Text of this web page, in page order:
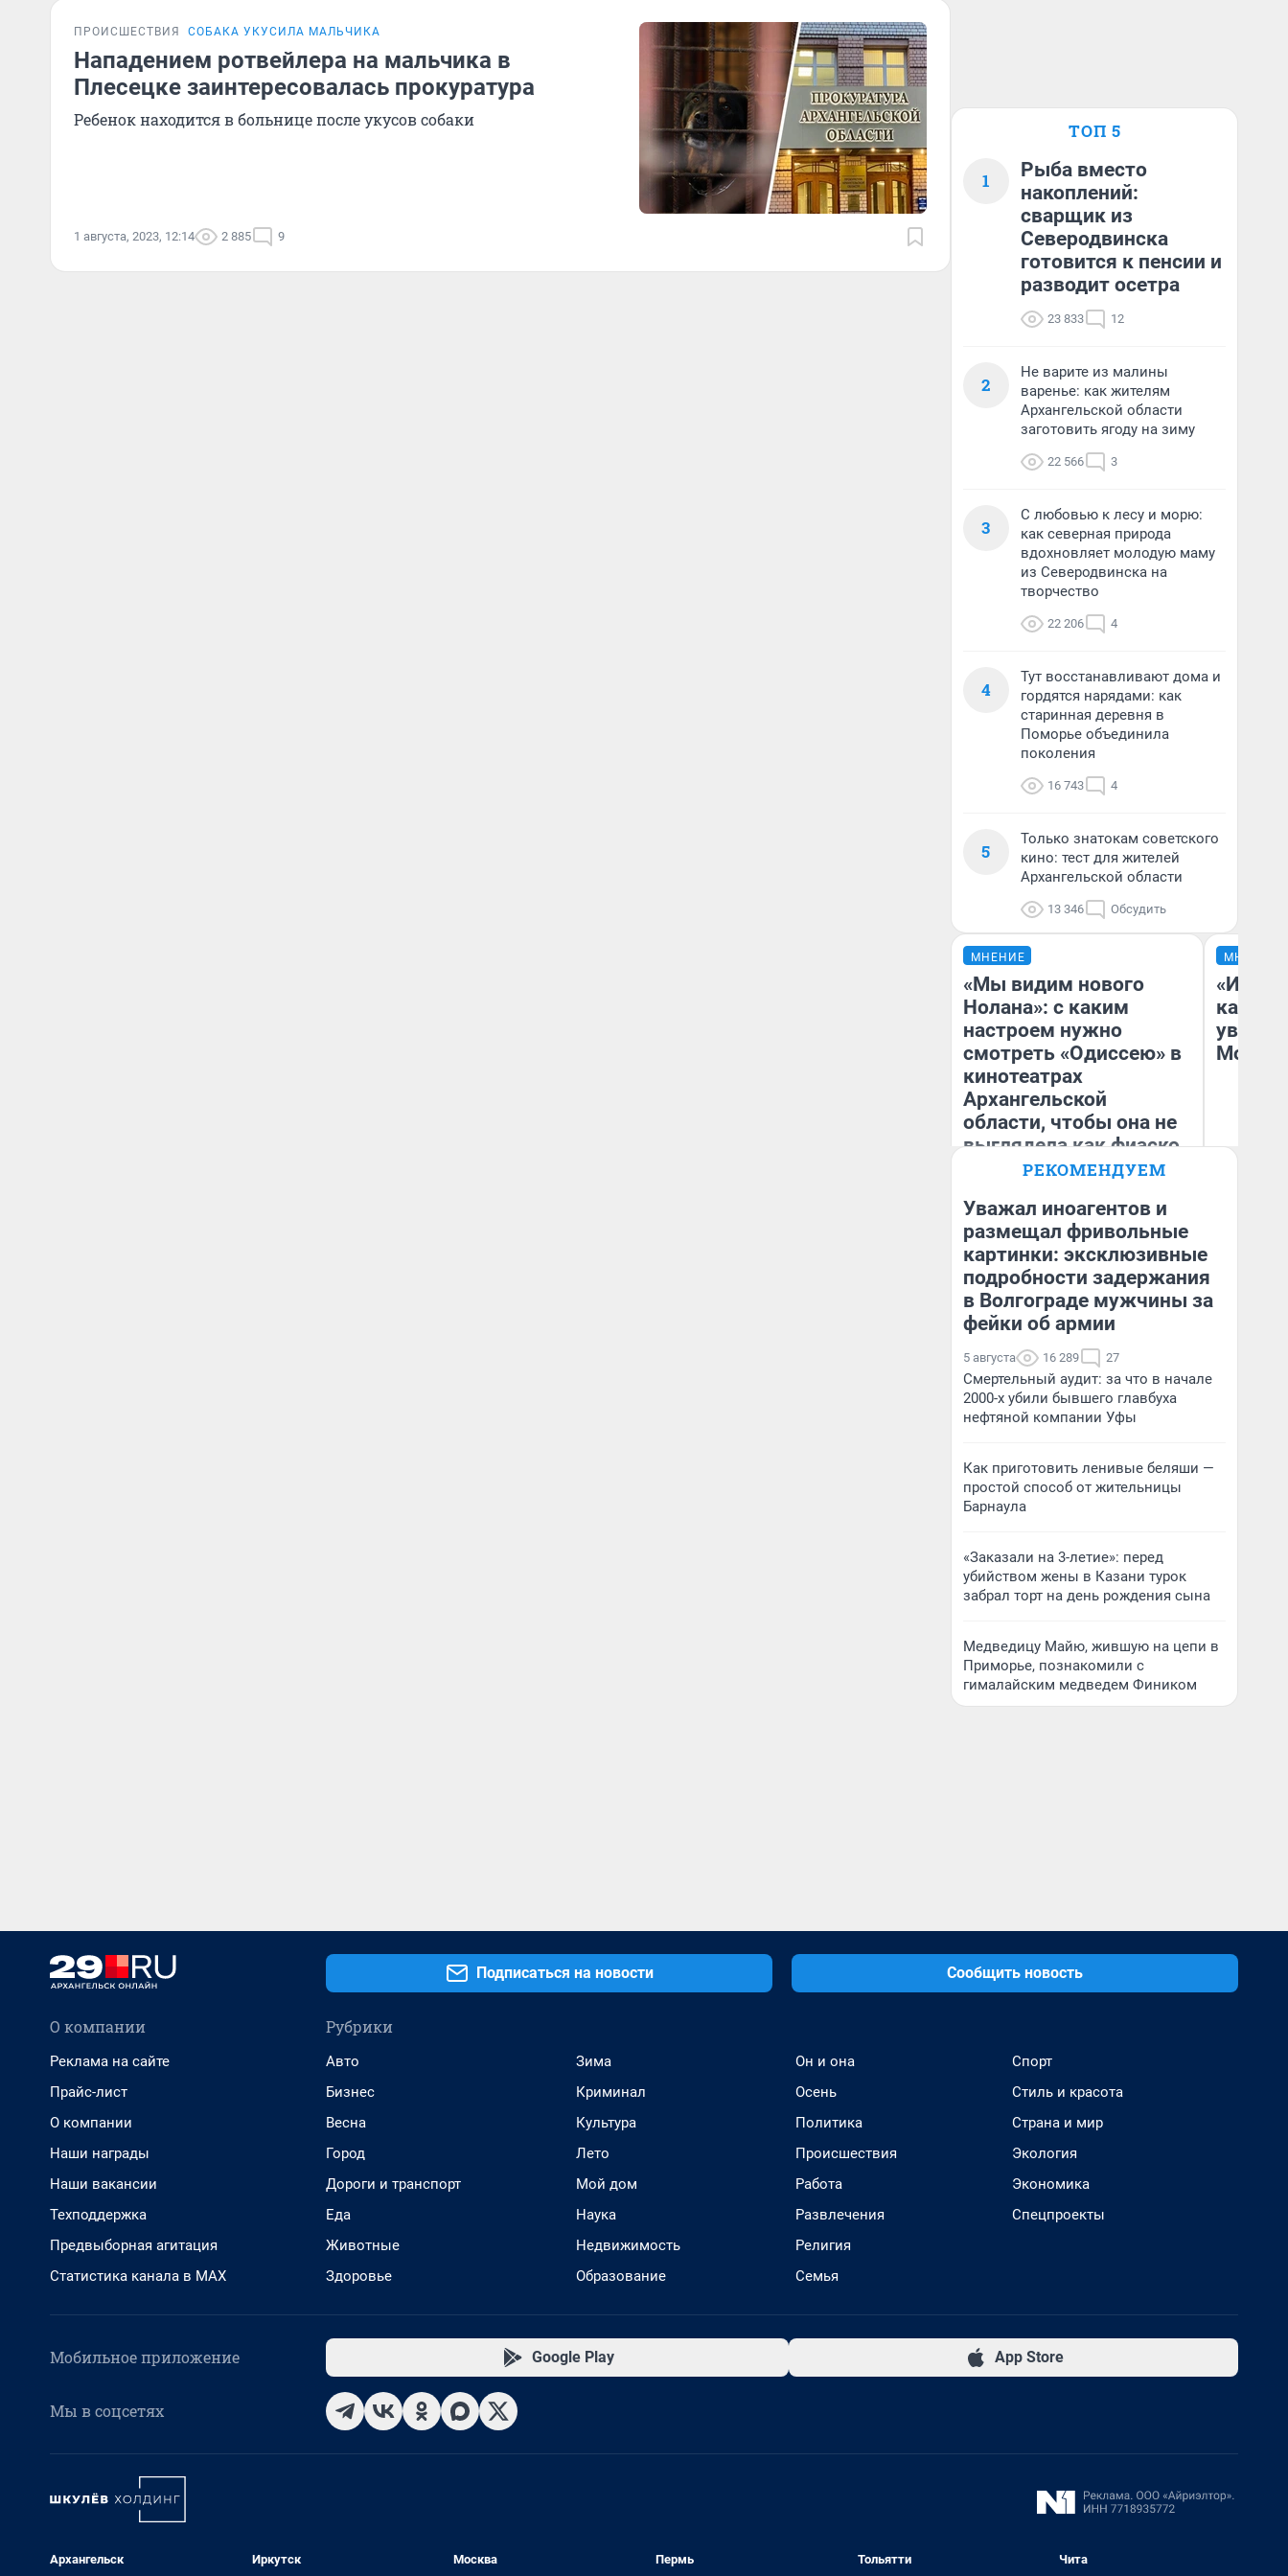
ПРОИСШЕСТВИЯ СОБАКА УКУСИЛА МАЛЬЧИКА
Нападением ротвейлера на мальчика в
Плесецке заинтересовалась прокуратура
Ребенок находится в больнице после укусов собаки
1 августа, 2023, 12:14 2 885 9
ТОП 5
1
Рыба вместо
накоплений:
сварщик из
Северодвинска
готовится к пенсии и
разводит осетра
23 833 12
2
Не варите из малины
варенье: как жителям
Архангельской области
заготовить ягоду на зиму
22 566 3
3
С любовью к лесу и морю:
как северная природа
вдохновляет молодую маму
из Северодвинска на
творчество
22 206 4
4
Тут восстанавливают дома и
гордятся нарядами: как
старинная деревня в
Поморье объединила
поколения
16 743 4
5
Только знатокам советского
кино: тест для жителей
Архангельской области
13 346 Обсудить
МНЕНИЕ
«Мы видим нового
Нолана»: с каким
настроем нужно
смотреть «Одиссею» в
кинотеатрах
Архангельской
области, чтобы она не
выглядела как фиаско
Надежда Губарь
МНЕНИЕ
каким
РЕКОМЕНДУЕМ
Уважал иноагентов и
размещал фривольные
картинки: эксклюзивные
подробности задержания
в Волгограде мужчины за
фейки об армии
5 августа 16 289 27
Смертельный аудит: за что в начале
2000-х убили бывшего главбуха
нефтяной компании Уфы
Как приготовить ленивые беляши —
простой способ от жительницы
Барнаула
«Заказали на 3-летие»: перед
убийством жены в Казани турок
забрал торт на день рождения сына
Медведицу Майю, жившую на цепи в
Приморье, познакомили с
гималайским медведем Фиником
Подписаться на новости Сообщить новость
О компании
Реклама на сайте
Прайс-лист
О компании
Наши награды
Наши вакансии
Техподдержка
Предвыборная агитация
Статистика канала в MAX
Рубрики
Авто
Бизнес
Весна
Город
Дороги и транспорт
Еда
Животные
Здоровье
Зима
Криминал
Культура
Лето
Мой дом
Наука
Недвижимость
Образование
Он и она
Осень
Политика
Происшествия
Работа
Развлечения
Религия
Семья
Спорт
Стиль и красота
Страна и мир
Экология
Экономика
Спецпроекты
Мобильное приложение Google Play App Store
Мы в соцсетях
Архангельск Иркутск Москва Пермь Тольятти Чита